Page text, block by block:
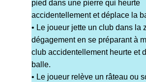
pied dans une pierre qui heurte
accidentellement et déplace la
• Le joueur jette un club dans la
dégagement en se préparant à
club accidentellement heurte et
balle.
• Le joueur relève un râteau ou